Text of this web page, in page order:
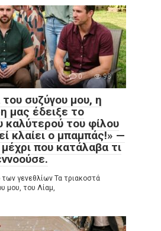
0 98
του συζύγου μου, η
μας έδειξε το
καλύτερού του φίλου
κλαίει ο μπαμπάς!» —
που κατάλαβα τι
γενεθλίων Τα τριακοστά
μου, του Λίαμ,